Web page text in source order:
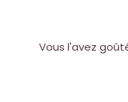
Vous l'avez